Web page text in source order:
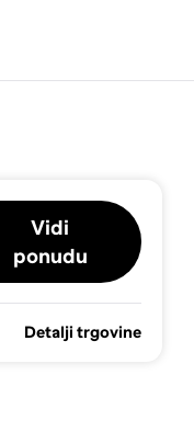
Vidi
ponudu
Detalji trgovine